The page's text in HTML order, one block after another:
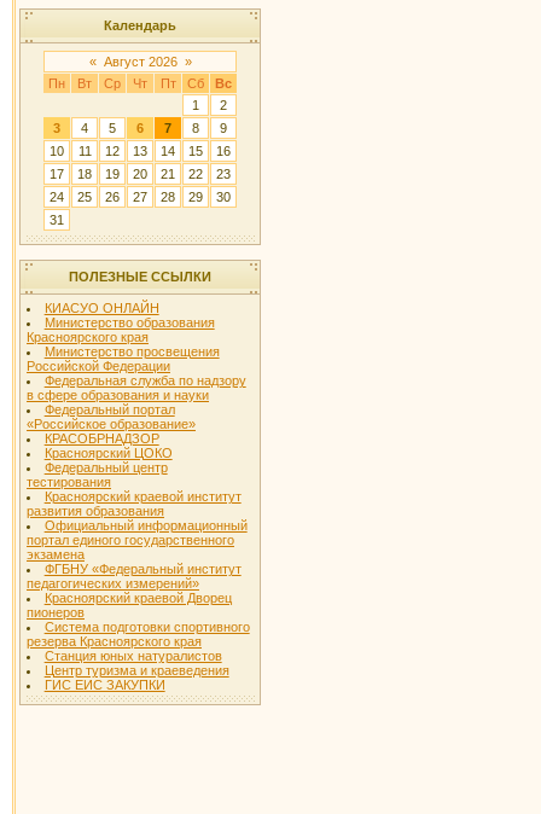
Календарь
« Август 2026 »
Пн
Вт Ср Чт Пт Сб
Вс
1
2
3
4 5 6 7 8
9
10
11 12 13 14 15
16
17
18 19 20 21 22
23
24
25 26 27 28 29
30
31
ПОЛЕЗНЫЕ ССЫЛКИ
КИАСУО ОНЛАЙН
Министерство образования
Красноярского края
Министерство просвещения
Российской Федерации
Федеральная служба по надзору
в сфере образования и науки
Федеральный портал
«Российское образование»
КРАСОБРНАДЗОР
Красноярский ЦОКО
Федеральный центр
тестирования
Красноярский краевой институт
развития образования
Официальный информационный
портал единого государственного
экзамена
ФГБНУ «Федеральный институт
педагогических измерений»
Красноярский краевой Дворец
пионеров
Система подготовки спортивного
резерва Красноярского края
Станция юных натуралистов
Центр туризма и краеведения
ГИС ЕИС ЗАКУПКИ